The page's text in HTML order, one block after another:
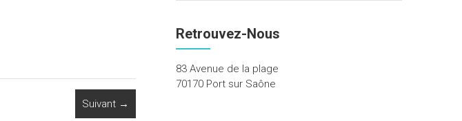
Suivant →
Retrouvez-Nous
83 Avenue de la plage
70170 Port sur Saône